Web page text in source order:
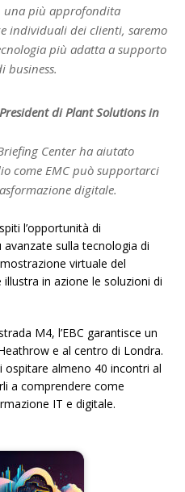
una più approfondita
individuali dei clienti, saremo
più adatta a supporto
business.
di Plant Solutions in
Center ha aiutato
come EMC può supportarci
digitale.
l’opportunità di
sulla tecnologia di
virtuale del
in azione le soluzioni di
M4, l’EBC garantisce un
e al centro di Londra.
almeno 40 incontri al
a comprendere come
IT e digitale.